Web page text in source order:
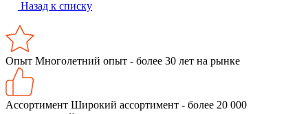
Назад к списку
Опыт Многолетний опыт - более 30 лет на рынке
Ассортимент Широкий ассортимент - более 20 000